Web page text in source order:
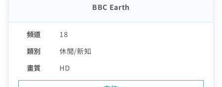
18
BBC Earth
休閒/新知
HD